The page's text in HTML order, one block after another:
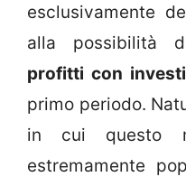
esclusivamente
alla possibilità
profitti con
primo periodo.
in cui questo
estremamente